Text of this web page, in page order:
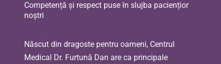
Competență și respect puse în slujba paciențior
noștri
Născut din dragoste pentru oameni, Centrul
Medical Dr. Furtună Dan are ca principale